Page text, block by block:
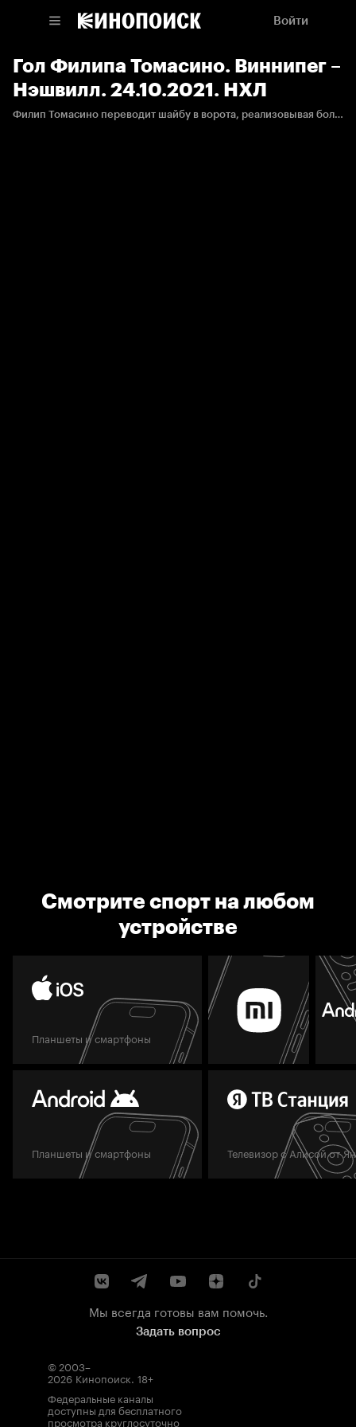
Войти
Гол Филипа Томасино. Виннипег –
Нэшвилл. 24.10.2021. НХЛ
Филип Томасино переводит шайбу в ворота, реализовывая большинство
Смотрите спорт на любом
устройстве
Планшеты и смартфоны
Планшеты и смартфоны Телевизор с Алисой от
Мы всегда готовы вам помочь.
Задать вопрос
© 2003–
2026 Кинопоиск. 18+
Федеральные каналы
доступны для бесплатного
просмотра круглосуточно